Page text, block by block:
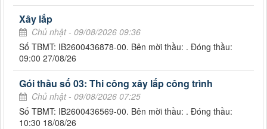
Xây lắp
Chủ nhật - 09/08/2026 09:36
Số TBMT: IB2600436878-00. Bên mời thầu: . Đóng thầu:
09:00 27/08/26
Gói thầu số 03: Thi công xây lắp công trình
Chủ nhật - 09/08/2026 07:25
Số TBMT: IB2600436569-00. Bên mời thầu: . Đóng thầu:
10:30 18/08/26